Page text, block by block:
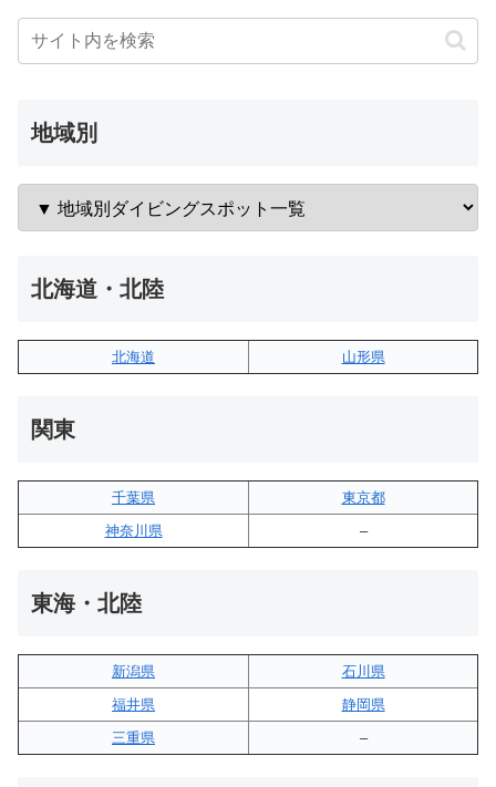
地域別
北海道・北陸
北海道 山形県
関東
千葉県
東京都
神奈川県
–
東海・北陸
新潟県
石川県
福井県
静岡県
三重県
–